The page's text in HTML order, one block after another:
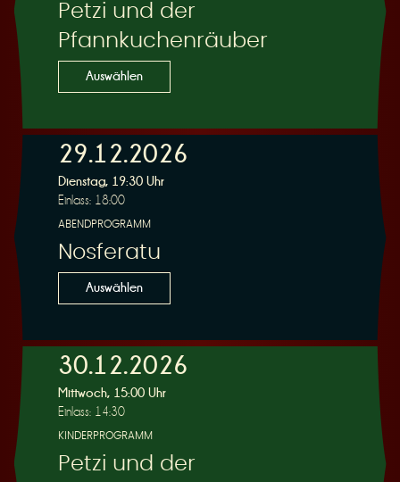
Petzi und der
Pfannkuchenräuber
Auswählen
29.12.2026
Dienstag, 19:30 Uhr
Einlass: 18:00
ABENDPROGRAMM
Nosferatu
Auswählen
30.12.2026
Mittwoch, 15:00 Uhr
Einlass: 14:30
KINDERPROGRAMM
Petzi und der